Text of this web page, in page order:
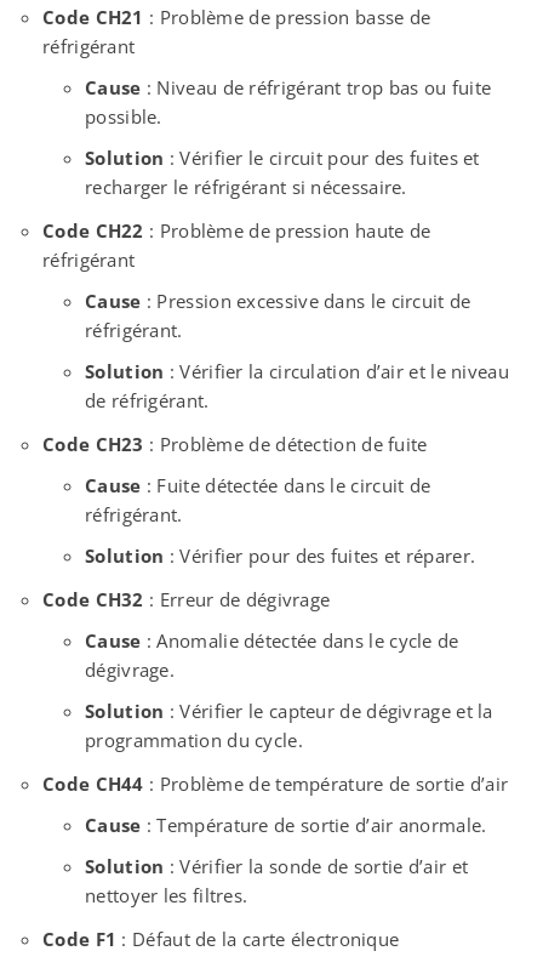
Code CH21 : Problème de pression basse de
réfrigérant
Cause : Niveau de réfrigérant trop bas ou fuite
possible.
Solution : Vérifier le circuit pour des fuites et
recharger le réfrigérant si nécessaire.
Code CH22 : Problème de pression haute de
réfrigérant
Cause : Pression excessive dans le circuit de
réfrigérant.
Solution : Vérifier la circulation d’air et le niveau
de réfrigérant.
Code CH23 : Problème de détection de fuite
Cause : Fuite détectée dans le circuit de
réfrigérant.
Solution : Vérifier pour des fuites et réparer.
Code CH32 : Erreur de dégivrage
Cause : Anomalie détectée dans le cycle de
dégivrage.
Solution : Vérifier le capteur de dégivrage et la
programmation du cycle.
Code CH44 : Problème de température de sortie d’air
Cause : Température de sortie d’air anormale.
Solution : Vérifier la sonde de sortie d’air et
nettoyer les filtres.
Code F1 : Défaut de la carte électronique